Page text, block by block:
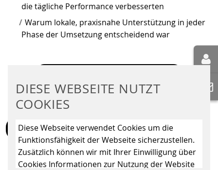
DIESE WEBSEITE NUTZT
COOKIES
Diese Webseite verwendet Cookies um die
Funktionsfähigkeit der Webseite sicherzustellen.
Zusätzlich können wir mit Ihrer Einwilligung über
Cookies Informationen zur Nutzung der Website
die tägliche Performance verbesserten
Warum lokale, praxisnahe Unterstützung in jeder
Phase der Umsetzung entscheidend war
ZURÜCK